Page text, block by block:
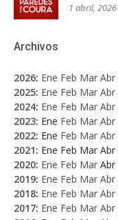
1 abril, 2026
Archivos
2026: Ene Feb Mar Abr
2025: Ene Feb Mar Abr
2024: Ene Feb Mar Abr
2023: Ene Feb Mar Abr
2022: Ene Feb Mar Abr
2021: Ene Feb Mar Abr
2020: Ene Feb Mar Abr
2019: Ene Feb Mar Abr
2018: Ene Feb Mar Abr
2017: Ene Feb Mar Abr